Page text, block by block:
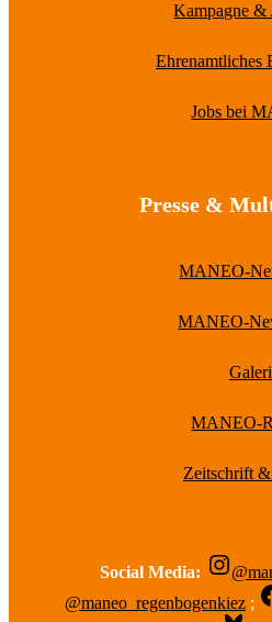
Kampagne &
Ehrenamtliches
Jobs bei
Presse &
MANEO-
MANEO-
MANEO-
Zeitschrift
Social Media:
@maneo_regenbogenkiez ;